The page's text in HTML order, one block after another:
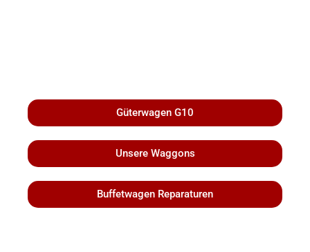
Güterwagen G10
Unsere Waggons
Buffetwagen Reparaturen